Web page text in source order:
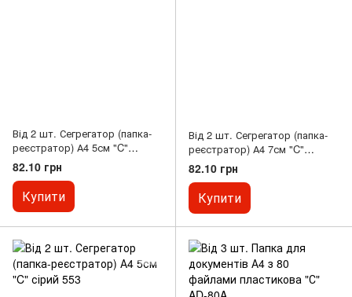
Від 2 шт. Сегрегатор (папка-
реєстратор) А4 5см "C"
зелений 553
82.10 грн
Купити
Від 2 шт. Сегрегатор (папка-
реєстратор) А4 7см "C"
срібний 554
82.10 грн
Купити